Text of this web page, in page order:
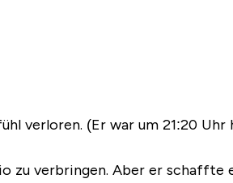
verloren. (Er war um 21:20
zu verbringen. Aber er schaffte